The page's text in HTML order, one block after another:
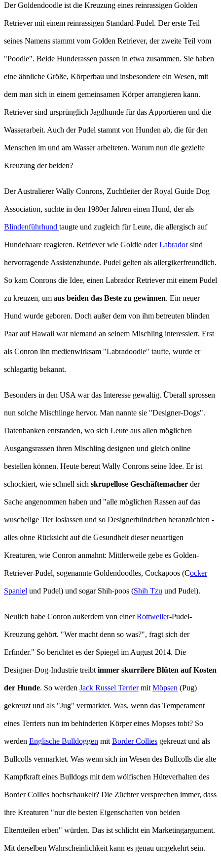
Der Goldendoodle ist die Kreuzung eines reinrassigen Golden
Retriever mit einem reinrassigen Standard-Pudel. Der erste Teil
seines Namens stammt vom Golden Retriever, der zweite Teil vom
"Poodle". Beide Hunderassen passen in etwa zusammen. Sie haben
eine ähnliche Größe, Körperbau und insbesondere ein Wesen, mit
dem man sich in einem gemeinsamen Körper arrangieren kann.
Retriever sind ursprünglich Jagdhunde für das Apportieren und die
Wasserarbeit. Auch der Pudel stammt von Hunden ab, die für den
Menschen im und am Wasser arbeiteten. Warum nun die gezielte
Kreuzung der beiden?
Der Australierer Wally Conrons, Zuchtleiter der Royal Guide Dog
Association, suchte in den 1980er Jahren einen Hund, der als
Blindenführhund taugte und zugleich für Leute, die allergisch auf
Hundehaare reagieren. Retriever wie Goldie oderLabradorsind
hervorragende Assistenzhunde. Pudel gelten als allergikerfreundlich.
So kam Conrons die Idee, einen Labrador Retriever mit einem Pudel
zu kreuzen, um aus beiden das Beste zu gewinnen. Ein neuer
Hund wurde geboren. Doch außer dem von ihm betreuten blinden
Paar auf Hawaii war niemand an seinem Mischling interessiert. Erst
als Conron ihn medienwirksam "Labradoodle" taufte, wurde er
schlagartig bekannt.
Besonders in den USA war das Interesse gewaltig. Überall sprossen
nun solche Mischlinge hervor. Man nannte sie "Designer-Dogs".
Datenbanken entstanden, wo sich Leute aus allen möglichen
Ausgangsrassen ihren Mischling designen und gleich online
bestellen können. Heute bereut Wally Conrons seine Idee. Er ist
schockiert, wie schnell sich skrupellose Geschäftemacher der
Sache angenommen haben und "alle möglichen Rassen auf das
wuschelige Tier loslassen und so Designerhündchen heranzüchten -
alles ohne Rücksicht auf die Gesundheit dieser neuartigen
Kreaturen, wie Conron anmahnt: Mittlerweile gebe es Golden-
Retriever-Pudel, sogenannte Goldendoodles, Cockapoos (Cocker
Spaniel und Pudel) und sogar Shih-poos (Shih Tzu und Pudel).
Neulich habe Conron außerdem von einerRottweiler-Pudel-
Kreuzung gehört. "Wer macht denn so was?", fragt sich der
Erfinder." So berichtet es der Spiegel im August 2014. Die
Designer-Dog-Industrie treibtimmer skurrilere Blüten auf Kosten
der Hunde. So werden Jack Russel TerriermitMöpsen (Pug)
gekreuzt und als "Jug" vermarktet. Was, wenn das Temperament
eines Terriers nun im behinderten Körper eines Mopses tobt? So
werden Englische Bulldoggen mitBorder Collies gekreuzt und als
Bullcolls vermarktet. Was wenn sich im Wesen des Bullcolls die alte
Kampfkraft eines Bulldogs mit dem wölfischen Hüteverhalten des
Border Collies hochschaukelt? Die Züchter versprechen immer, dass
ihre Kreaturen "nur die besten Eigenschaften von beiden
Elternteilen erben" würden. Das ist schlicht ein Marketingargument.
Mit derselben Wahrscheinlichkeit kann es genau umgekehrt sein.